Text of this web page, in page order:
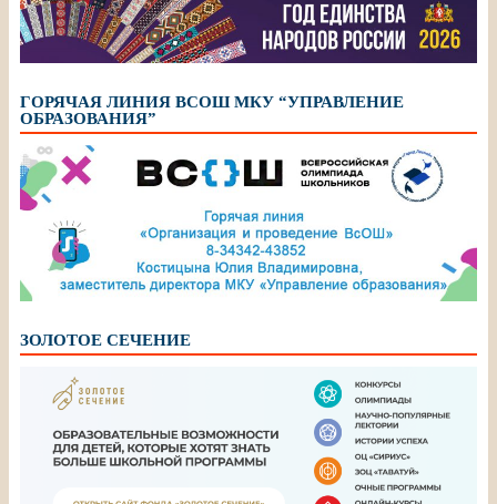
ГОРЯЧАЯ ЛИНИЯ ВСОШ МКУ “УПРАВЛЕНИЕ
ОБРАЗОВАНИЯ”
ЗОЛОТОЕ СЕЧЕНИЕ